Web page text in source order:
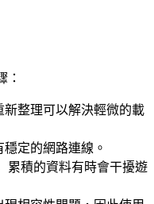
：
新整理可以解決輕微的載
穩定的網路連線。
累積的資料有時會干擾遊